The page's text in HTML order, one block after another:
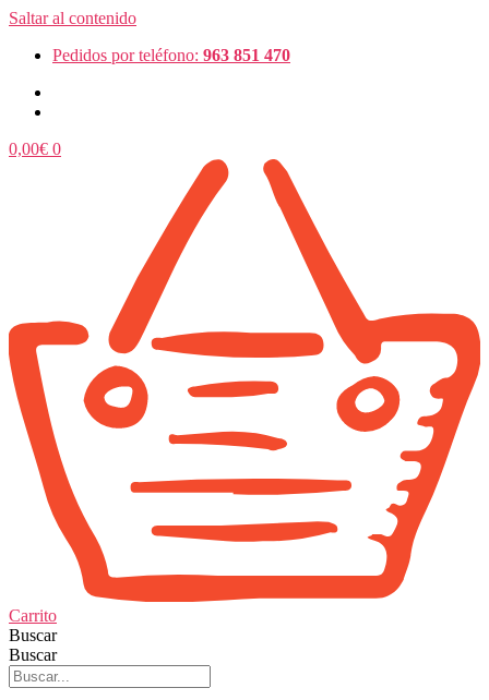
Saltar al contenido
Pedidos por teléfono: 963 851 470
0,00€ 0
Carrito
Buscar
Buscar